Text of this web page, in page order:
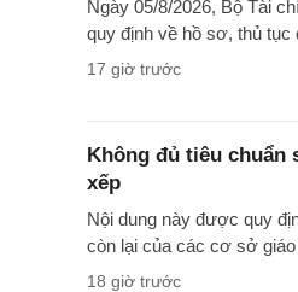
Ngày 05/8/2026, Bộ Tài
quy định về hồ sơ, thủ tục
17 giờ trước
Không đủ tiêu
xếp
Nội dung này được quy
còn lại của các cơ sở
18 giờ trước